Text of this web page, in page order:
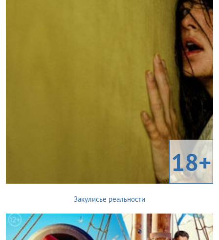
18+
Закулисье реальности